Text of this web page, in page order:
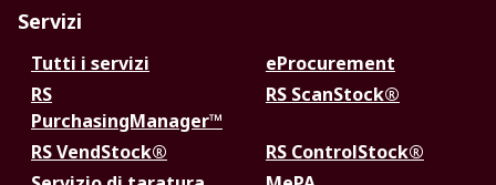
Servizi
Tutti i servizi
eProcurement
RS
PurchasingManager™
RS ScanStock®
RS VendStock®
RS ControlStock®